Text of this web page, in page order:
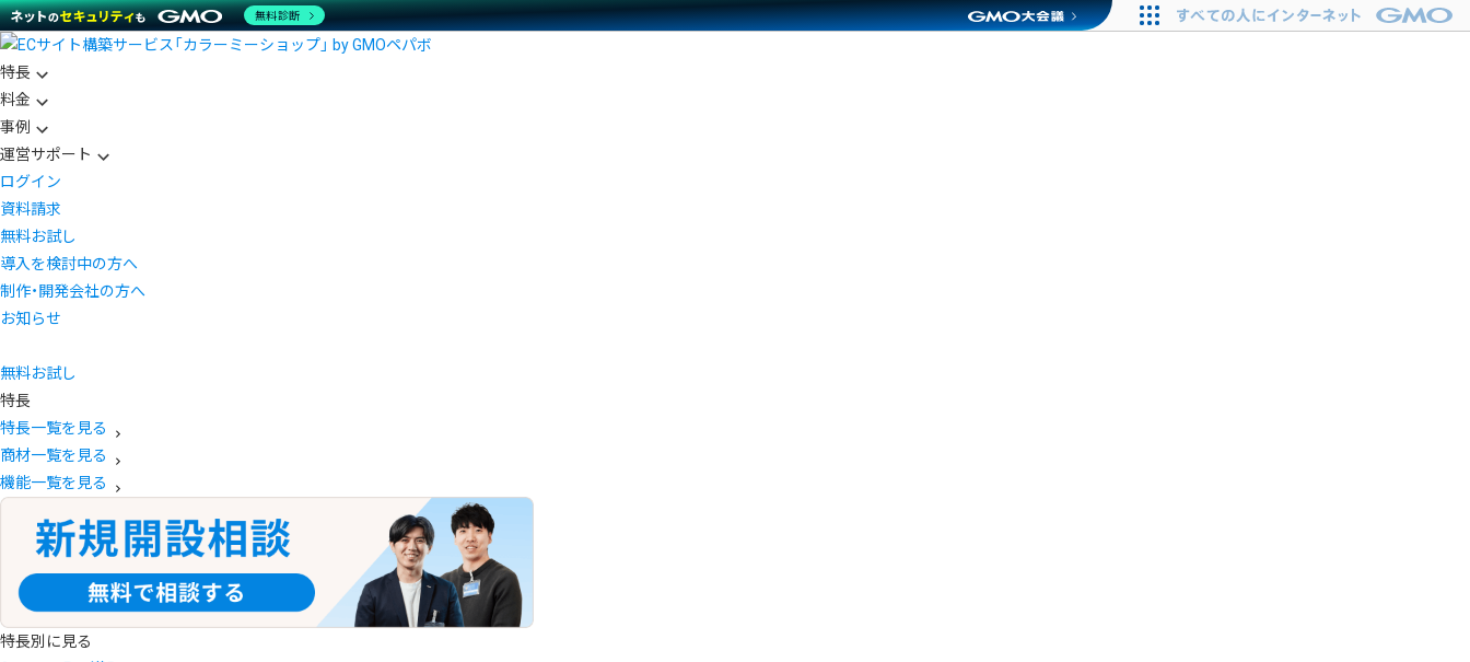
特長
料金
事例
運営サポート
ログイン
資料請求
無料お試し
導入を検討中の方へ
制作・開発会社の方へ
お知らせ
無料お試し
特長
特長一覧を見る
商材一覧を見る
機能一覧を見る
特長別に見る
無料診断